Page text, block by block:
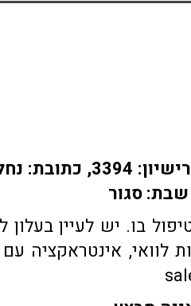
אתר או-פארם מופעל על ידי בית מרקחת אופיר, רוקח אחראי:
בו. יש לעיין בעלון
לוואי, אינטראקציה